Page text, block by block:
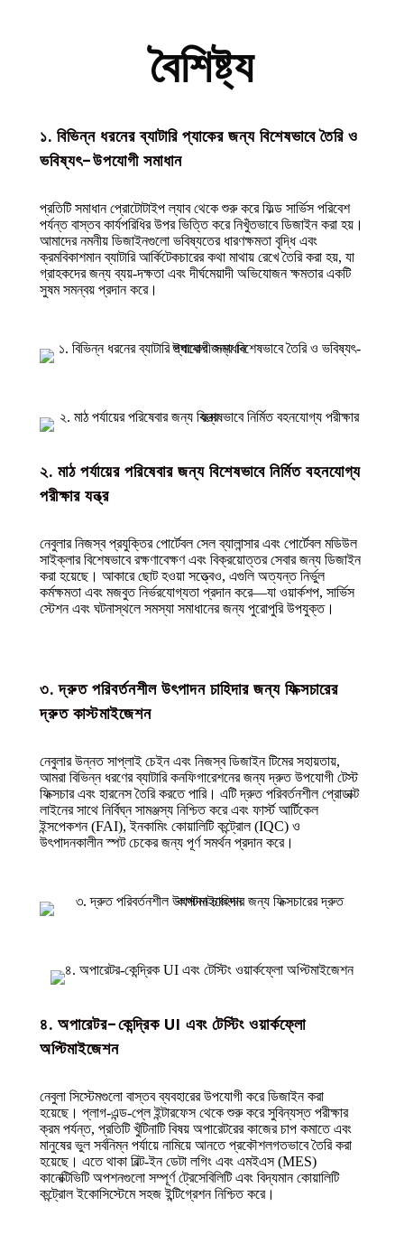
বৈশিষ্ট্য
১. বিভিন্ন ধরনের ব্যাটারি প্যাকের জন্য বিশেষভাবে তৈরি ও
ভবিষ্যৎ-উপযোগী সমাধান
প্রতিটি সমাধান প্রোটোটাইপ ল্যাব থেকে শুরু করে ফিল্ড সার্ভিস পরিবেশ
পর্যন্ত বাস্তব কার্যপরিধির উপর ভিত্তি করে নিখুঁতভাবে ডিজাইন করা হয়।
আমাদের নমনীয় ডিজাইনগুলো ভবিষ্যতের ধারণক্ষমতা বৃদ্ধি এবং
ক্রমবিকাশমান ব্যাটারি আর্কিটেকচারের কথা মাথায় রেখে তৈরি করা হয়, যা
গ্রাহকদের জন্য ব্যয়-দক্ষতা এবং দীর্ঘমেয়াদী অভিযোজন ক্ষমতার একটি
সুষম সমন্বয় প্রদান করে।
২. মাঠ পর্যায়ের পরিষেবার জন্য বিশেষভাবে নির্মিত বহনযোগ্য
পরীক্ষার যন্ত্র
নেবুলার নিজস্ব প্রযুক্তির পোর্টেবল সেল ব্যালান্সার এবং পোর্টেবল মডিউল
সাইক্লার বিশেষভাবে রক্ষণাবেক্ষণ এবং বিক্রয়োত্তর সেবার জন্য ডিজাইন
করা হয়েছে। আকারে ছোট হওয়া সত্ত্বেও, এগুলি অত্যন্ত নির্ভুল
কর্মক্ষমতা এবং মজবুত নির্ভরযোগ্যতা প্রদান করে—যা ওয়ার্কশপ, সার্ভিস
স্টেশন এবং ঘটনাস্থলে সমস্যা সমাধানের জন্য পুরোপুরি উপযুক্ত।
৩. দ্রুত পরিবর্তনশীল উৎপাদন চাহিদার জন্য ফিক্সচারের
দ্রুত কাস্টমাইজেশন
নেবুলার উন্নত সাপ্লাই চেইন এবং নিজস্ব ডিজাইন টিমের সহায়তায়,
আমরা বিভিন্ন ধরণের ব্যাটারি কনফিগারেশনের জন্য দ্রুত উপযোগী টেস্ট
ফিক্সচার এবং হারনেস তৈরি করতে পারি। এটি দ্রুত পরিবর্তনশীল প্রোডাক্ট
লাইনের সাথে নির্বিঘ্ন সামঞ্জস্য নিশ্চিত করে এবং ফার্স্ট আর্টিকেল
ইন্সপেকশন (FAI), ইনকামিং কোয়ালিটি কন্ট্রোল (IQC) ও
উৎপাদনকালীন স্পট চেকের জন্য পূর্ণ সমর্থন প্রদান করে।
৪. অপারেটর-কেন্দ্রিক UI এবং টেস্টিং ওয়ার্কফ্লো
অপ্টিমাইজেশন
নেবুলা সিস্টেমগুলো বাস্তব ব্যবহারের উপযোগী করে ডিজাইন করা
হয়েছে। প্লাগ-এন্ড-প্লে ইন্টারফেস থেকে শুরু করে সুবিন্যস্ত পরীক্ষার
ক্রম পর্যন্ত, প্রতিটি খুঁটিনাটি বিষয় অপারেটরের কাজের চাপ কমাতে এবং
মানুষের ভুল সর্বনিম্ন পর্যায়ে নামিয়ে আনতে প্রকৌশলগতভাবে তৈরি করা
হয়েছে। এতে থাকা বিল্ট-ইন ডেটা লগিং এবং এমইএস (MES)
কানেক্টিভিটি অপশনগুলো সম্পূর্ণ ট্রেসেবিলিটি এবং বিদ্যমান কোয়ালিটি
কন্ট্রোল ইকোসিস্টেমে সহজ ইন্টিগ্রেশন নিশ্চিত করে।